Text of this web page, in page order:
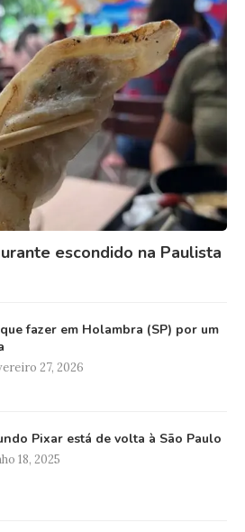
escondido na Paulista
fazer em Holambra (SP) por um
27, 2026
Pixar está de volta à São Paulo
18, 2025